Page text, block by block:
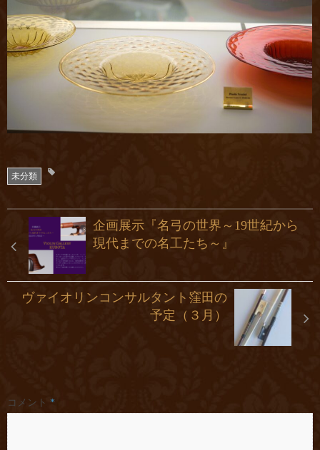
未分類
企画展示『名弓の世界～19世紀から
現代までの名工たち～』
ヴァイオリンコンサルタント窪田の
予定（３月）
コメント *